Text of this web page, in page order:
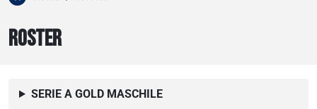
SCUOLA E PROMOZIONE
ROSTER
SERIE A GOLD MASCHILE